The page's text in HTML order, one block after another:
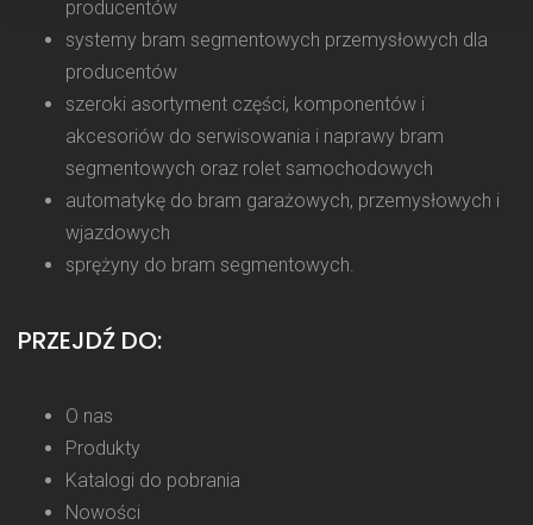
producentów
systemy bram segmentowych przemysłowych dla
producentów
szeroki asortyment części, komponentów i
akcesoriów do serwisowania i naprawy bram
segmentowych oraz rolet samochodowych
automatykę do bram garażowych, przemysłowych i
wjazdowych
sprężyny do bram segmentowych.
PRZEJDŹ DO:
O nas
Produkty
Katalogi do pobrania
Nowości